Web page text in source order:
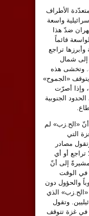
الأطراف
واسعة
ضدّ هذا
قائماً
وأبرزها تراجع
إلى شمال
وتخشى هذه
«الجموح»
وإذا أصرّت
الجنوبية
«الح.زب» لم
التي
مصادر
أو أي
إلى أنّ
في الوقت
والحؤول دون
«الح.زب» الذي
وتقول
في غزة تتوقف